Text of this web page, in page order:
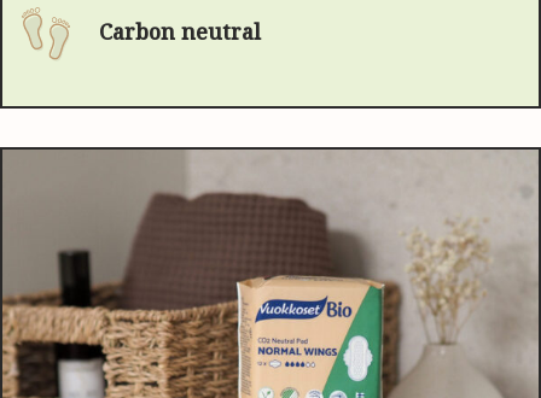
Carbon neutral